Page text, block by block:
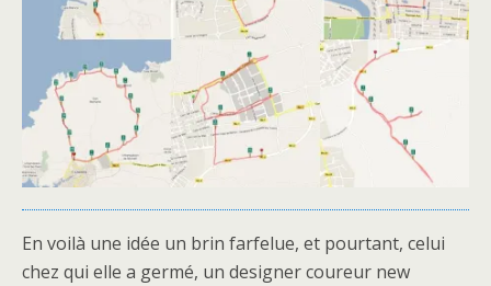
En voilà une idée un brin farfelue, et pourtant, celui
chez qui elle a germé, un designer coureur new